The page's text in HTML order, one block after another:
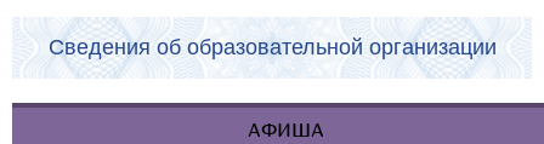
Сведения об образовательной организации
АФИША